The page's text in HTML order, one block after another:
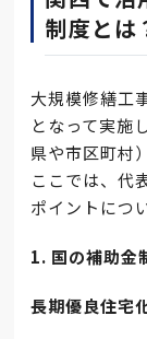
制度とは
大規模修繕工
となって実施
県や市区町村
ここでは、代
ポイントにつ
1. 国の補助金
長期優良住宅